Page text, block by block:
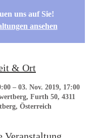
uns auf Sie!
ansehen
& Ort
– 03. Nov. 2019, 17:00
Furth 50, 4311
Österreich